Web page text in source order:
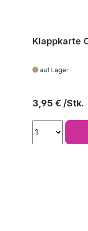
Klappkarte
auf Lager
Regulärer
3,95 €